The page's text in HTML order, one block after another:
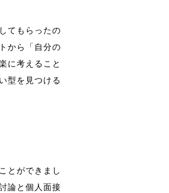
てもらったの
から「自分の
に考えること
型を見つける
とができまし
論と個人面接